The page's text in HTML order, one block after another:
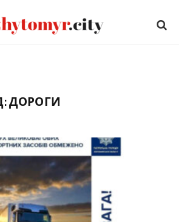
ДОРОГИ